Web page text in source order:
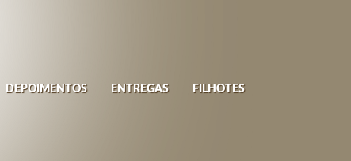
DEPOIMENTOS ENTREGAS FILHOTES